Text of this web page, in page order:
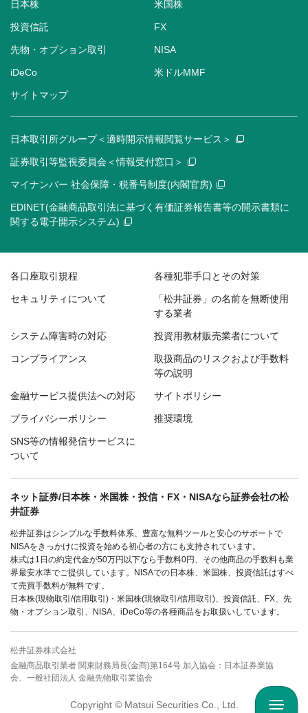
日本株 米国株
投資信託 FX
先物・オプション取引 NISA
iDeCo 米ドルMMF
サイトマップ
日本取引所グループ＜適時開示情報閲覧サービス＞
証券取引等監視委員会＜情報受付窓口＞
マイナンバー 社会保障・税番号制度(内閣官房)
EDINET(金融商品取引法に基づく有価証券報告書等の開示書類に
関する電子開示システム)
各口座取引規程 各種犯罪手口とその対策
セキュリティについて
「松井証券」の名前を無断使用
する業者
システム障害時の対応 投資用教材販売業者について
コンプライアンス
取扱商品のリスクおよび手数料
等の説明
金融サービス提供法への対応 サイトポリシー
プライバシーポリシー 推奨環境
SNS等の情報発信サービスに
ついて
ネット証券/日本株・米国株・投信・FX・NISAなら証券会社の松
井証券
松井証券はシンプルな手数料体系、豊富な無料ツールと安心のサポートで
NISAをきっかけに投資を始める初心者の方にも支持されています。
株式は1日の約定代金が50万円以下なら手数料0円、その他商品の手数料も業
界最安水準でご提供しています。NISAでの日本株、米国株、投資信託はすべ
て売買手数料が無料です。
日本株(現物取引/信用取引)・米国株(現物取引/信用取引)、投資信託、FX、先
物・オプション取引、NISA、iDeCo等の各種商品をお取扱いしています。
松井証券株式会社
金融商品取引業者 関東財務局長(金商)第164号 加入協会：日本証券業協
会、一般社団法人 金融先物取引業協会
Copyright © Matsui Securities Co., Ltd.